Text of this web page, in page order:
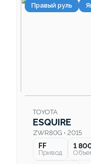
Правый руль
TOYOTA
ESQUIRE
ZWR80G • 2015
FF
Привод
1